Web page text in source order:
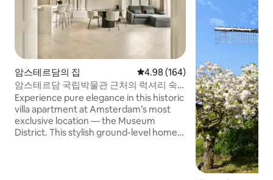
암스테르담의 집 평점 4.98점(5점 만점), 후기 164
4.98 (164)
암스테르담 국립박물관 근처의 럭셔리 숙
소
Experience pure elegance in this historic
villa apartment at Amsterdam’s most
exclusive location — the Museum
District. This stylish ground-level home